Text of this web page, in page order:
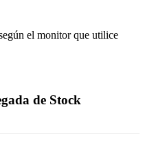
el monitor que utilice
de Stock